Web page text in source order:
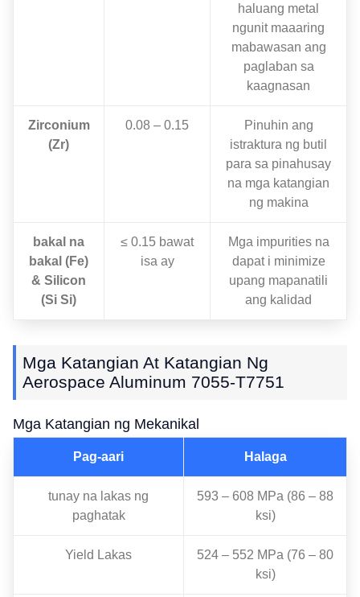
haluang metal
ngunit maaaring
mabawasan ang
paglaban sa
kaagnasan
Zirconium
(Zr)
0.08 – 0.15
Pinuhin ang
istraktura ng butil
para sa pinahusay
na mga katangian
ng makina
bakal na
bakal (Fe)
& Silicon
(Si Si)
≤ 0.15 bawat
isa ay
Mga impurities na
dapat i minimize
upang mapanatili
ang kalidad
Mga Katangian At Katangian Ng
Aerospace Aluminum 7055-T7751
Mga Katangian ng Mekanikal
Pag-aari Halaga
tunay na lakas ng
paghatak
593 – 608 MPa (86 – 88
ksi)
Yield Lakas
524 – 552 MPa (76 – 80
ksi)